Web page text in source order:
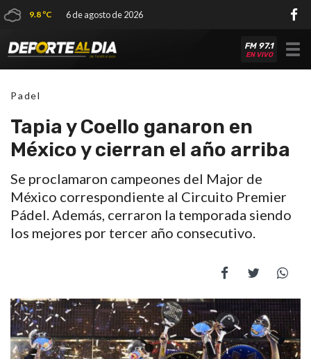
9.8 ºC 6 de agosto de 2026
FM 97.1
EN VIVO
Padel
Tapia y Coello ganaron en
México y cierran el año arriba
Se proclamaron campeones del Major de
México correspondiente al Circuito Premier
Pádel. Además, cerraron la temporada siendo
los mejores por tercer año consecutivo.